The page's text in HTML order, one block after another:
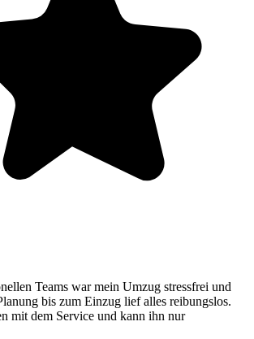
Teams war mein Umzug stressfrei und
bis zum Einzug lief alles reibungslos.
mit dem Service und kann ihn nur